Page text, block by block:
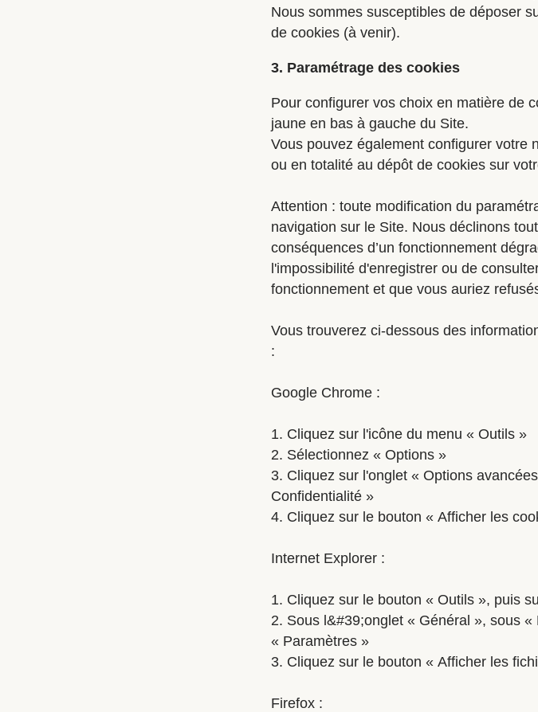
Nous sommes susceptibles de déposer
de cookies (à venir).
3. Paramétrage des cookies
Pour configurer vos choix en matière de
jaune en bas à gauche du Site.
Vous pouvez également configurer votre
ou en totalité au dépôt de cookies sur
Attention : toute modification du
navigation sur le Site. Nous déclinons
conséquences d’un fonctionnement
l'impossibilité d'enregistrer ou de
fonctionnement et que vous auriez
Vous trouverez ci-dessous des
:
Google Chrome :
1. Cliquez sur l'icône du menu « Outils »
2. Sélectionnez « Options »
3. Cliquez sur l'onglet « Options
Confidentialité »
4. Cliquez sur le bouton « Afficher les
Internet Explorer :
1. Cliquez sur le bouton « Outils », puis
2. Sous l&#39;onglet « Général », sous
« Paramètres »
3. Cliquez sur le bouton « Afficher les
Firefox :